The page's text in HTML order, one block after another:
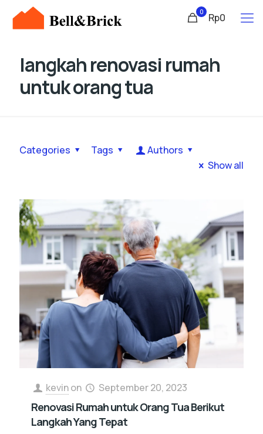
0 Rp0
langkah renovasi rumah
untuk orang tua
Categories Tags
Authors
Show all
kevinon September 20, 2023
Renovasi Rumah untuk Orang Tua Berikut
Langkah Yang Tepat